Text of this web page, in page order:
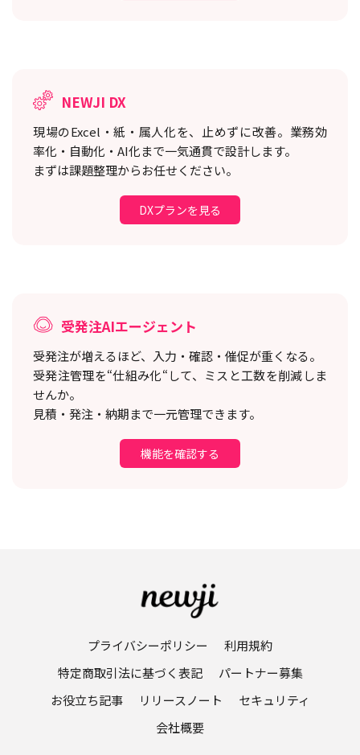
NEWJI DX
現場のExcel・紙・属人化を、止めずに改善。 業務効
率化・自動化・AI化まで一気通貫で設計します。
まずは課題整理からお任せください。
DXプランを見る
受発注AIエージェント
受発注が増えるほど、入力・確認・催促が重くなる。
受発注管理を“仕組み化“して、ミスと工数を削減しま
せんか。
見積・発注・納期まで一元管理できます。
機能を確認する
プライバシーポリシー
利用規約
特定商取引法に基づく表記
パートナー募集
お役立ち記事
リリースノート
セキュリティ
会社概要